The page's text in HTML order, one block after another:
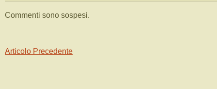
Commenti sono sospesi.
Articolo Precedente